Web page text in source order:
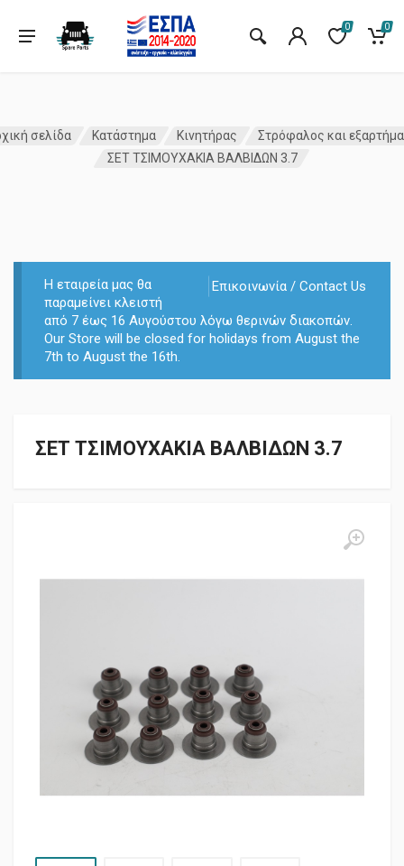
0 0
σελίδα Κατάστημα Κινητήρας
Στρόφαλος και
ΣΕΤ ΤΣΙΜΟΥΧΑΚΙΑ ΒΑΛΒΙΔΩΝ 3.7
Επικοινωνία / Contact Us
Η εταιρεία μας θα
παραμείνει κλειστή
από 7 έως 16 Αυγούστου λόγω θερινών διακοπών.
Our Store will be closed for holidays from August the
7th to August the 16th.
ΣΕΤ ΤΣΙΜΟΥΧΑΚΙΑ ΒΑΛΒΙΔΩΝ 3.7